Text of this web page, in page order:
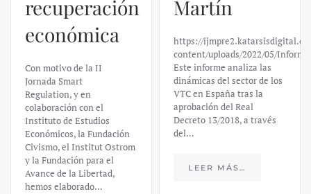
recuperación
económica
Con motivo de la II
Jornada Smart
Regulation, y en
colaboración con el
Instituto de Estudios
Económicos, la Fundación
Civismo, el Institut Ostrom
y la Fundación para el
Avance de la Libertad,
hemos elaborado…
Martín
https://
content/uploads/2022/05/
Este informe analiza las
dinámicas del sector de los
VTC en España tras la
aprobación del Real
Decreto 13/2018, a través
del…
LEER MÁS…